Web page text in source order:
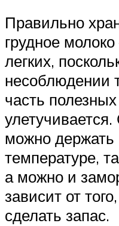
Правильно
грудное
легких,
несоблюдении
часть
можно держать
температуре,
а можно и
зависит от
сделать запас.